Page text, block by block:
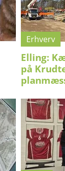
Erhverv
Elling:
på